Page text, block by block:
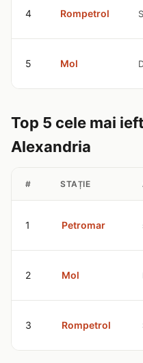
4 Rompetrol
5 Mol
Top 5 cele mai
Alexandria
# STAȚIE
1 Petromar
2 Mol
3 Rompetrol